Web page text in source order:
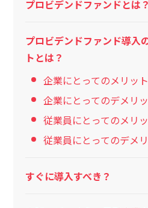
プロビデンドファンドとは？
プロビデンドファンド導入
トとは？
企業にとってのメリット
企業にとってのデメリ
従業員にとってのメリ
従業員にとってのデメ
すぐに導入すべき？